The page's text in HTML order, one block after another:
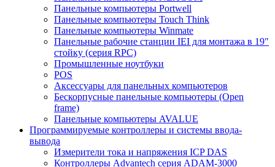
Панельные компьютеры Portwell
Панельные компьютеры Touch Think
Панельные компьютеры Winmate
Панельные рабочие станции IEI для монтажа в 19"
стойку (серия RPC)
Промышленные ноутбуки
POS
Аксессуары для панельных компьютеров
Бескорпусные панельные компьютеры (Open
frame)
Панельные компьютеры AVALUE
Программируемые контроллеры и системы ввода-
вывода
Измерители тока и напряжения ICP DAS
Контроллеры Advantech серия ADAM-3000